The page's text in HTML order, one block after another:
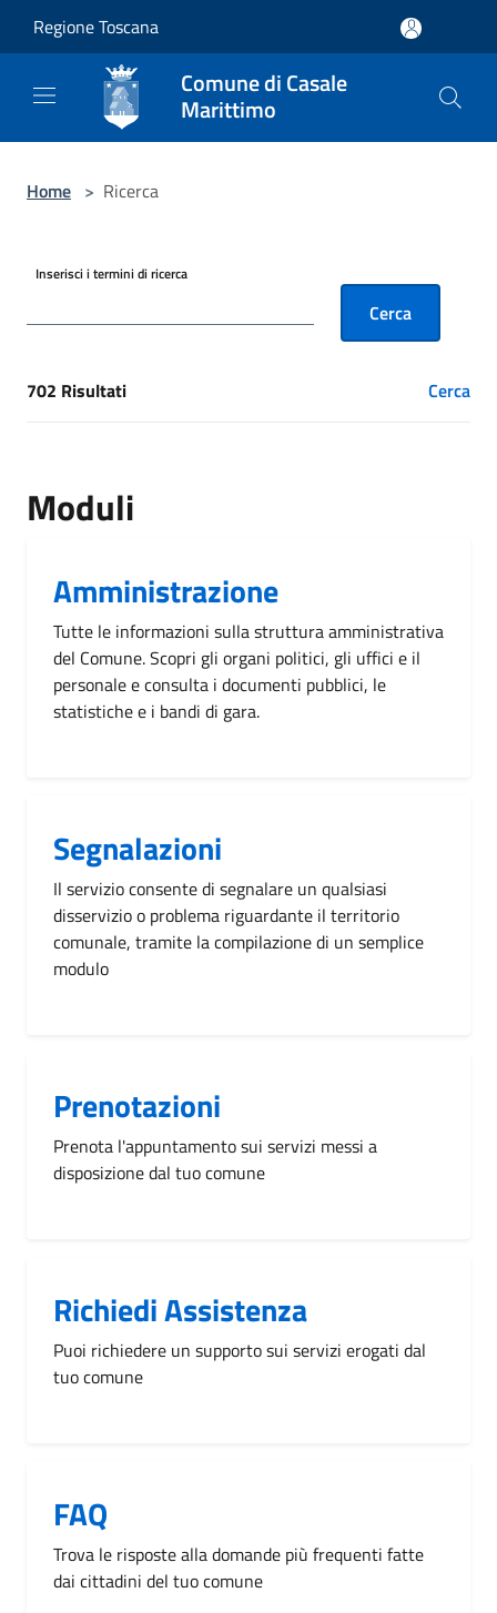
Regione Toscana
Comune di Casale
Marittimo
Home > Ricerca
Inserisci i termini di ricerca
Cerca
[results] Risultati
702 Risultati Cerca
Moduli
Amministrazione
Tutte le informazioni sulla struttura amministrativa
del Comune. Scopri gli organi politici, gli uffici e il
personale e consulta i documenti pubblici, le
statistiche e i bandi di gara.
Segnalazioni
Il servizio consente di segnalare un qualsiasi
disservizio o problema riguardante il territorio
comunale, tramite la compilazione di un semplice
modulo
Prenotazioni
Prenota l'appuntamento sui servizi messi a
disposizione dal tuo comune
Richiedi Assistenza
Puoi richiedere un supporto sui servizi erogati dal
tuo comune
FAQ
Trova le risposte alla domande più frequenti fatte
dai cittadini del tuo comune